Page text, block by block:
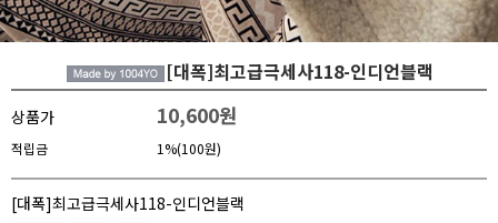
[대폭]최고급극세사118-인디언블랙
상품가 10,600원
적립금 1%(100원)
[대폭]최고급극세사118-인디언블랙